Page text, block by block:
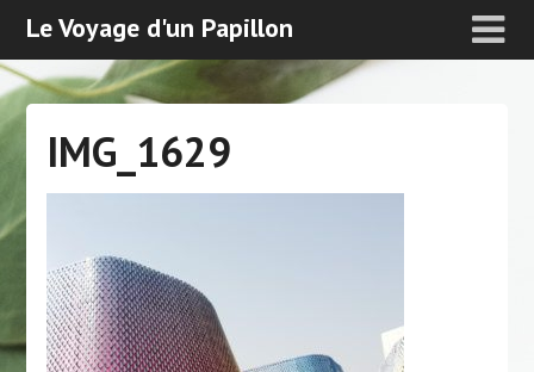
Le Voyage d'un Papillon
IMG_1629